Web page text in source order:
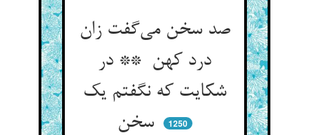
صد سخن می‌گفت زان
درد کهن ** در
شکایت که نگفتم یک
سخن
1250